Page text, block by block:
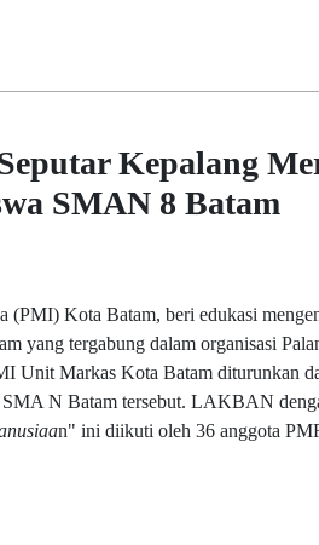
Kepalang
SMAN 8 Batam
(PMI) Kota Batam, beri edukasi
yang tergabung dalam organisasi
Unit Markas Kota Batam diturunkan
N Batam tersebut. LAKBAN
n" ini diikuti oleh 36 anggota